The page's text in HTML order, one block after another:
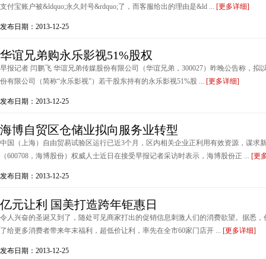
支付宝账户被&ldquo;永久封号&rdquo;了，而客服给出的理由是&ld ... [更多详细]
发布日期：2013-12-25
华谊兄弟购永乐影视51%股权
早报记者 闫鹏飞 华谊兄弟传媒股份有限公司（华谊兄弟，300027）昨晚公告称，拟
份有限公司（简称“永乐影视”）若干股东持有的永乐影视51%股 ... [更多详细]
发布日期：2013-12-25
海博自贸区仓储业拟向服务业转型
中国（上海）自由贸易试验区运行已近3个月，区内相关企业正利用有效资源，谋求
（600708，海博股份）权威人士近日在接受早报记者采访时表示，海博股份正 ... [更
发布日期：2013-12-25
亿元让利 国美打造跨年钜惠日
令人兴奋的圣诞又到了，随处可见商家打出的促销信息刺激人们的消费欲望。据悉
了给更多消费者带来年末福利，超低价让利，率先在全市60家门店开 ... [更多详细]
发布日期：2013-12-25